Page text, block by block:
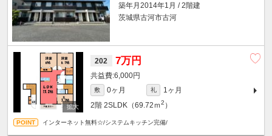
築年月2014年1月 / 2階建
茨城県古河市古河
202 7万円
6,000円
敷 0ヶ月 礼
1ヶ月
2階 2SLDK（69.72ｍ2 ）
インターネット無料☆/システムキッチン完備/